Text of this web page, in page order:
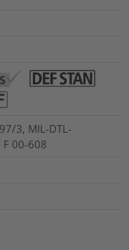
3, MIL-DTL-
F 00-608